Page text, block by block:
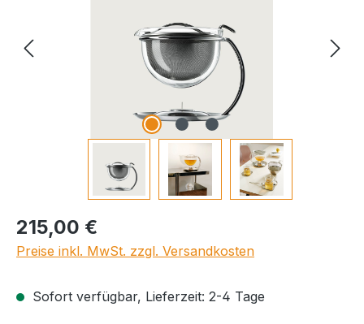
Regulärer Preis:
215,00 €
Preise inkl. MwSt. zzgl. Versandkosten
Sofort verfügbar, Lieferzeit: 2-4 Tage